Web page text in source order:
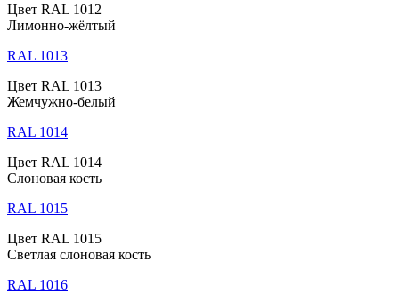
Цвет RAL 1012
Лимонно-жёлтый
RAL 1013
Цвет RAL 1013
Жемчужно-белый
RAL 1014
Цвет RAL 1014
Слоновая кость
RAL 1015
Цвет RAL 1015
Светлая слоновая кость
RAL 1016